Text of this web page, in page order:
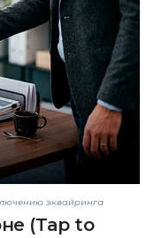
эквайринга
(Tap to